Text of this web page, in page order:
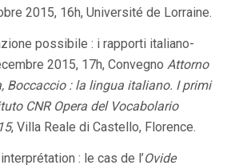
2015, 16h, Université de Lorraine.
possibile : i rapporti italiano-
2015, 17h, Convegno Attorno
Boccaccio : la lingua italiano. I primi
CNR Opera del Vocabolario
, Villa Reale di Castello, Florence.
: le cas de l’Ovide